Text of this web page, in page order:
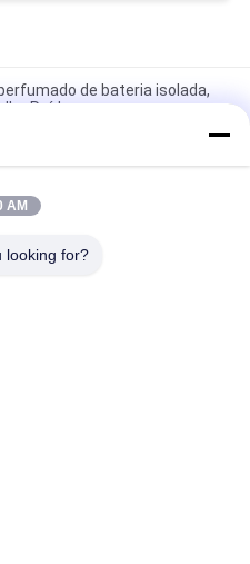
de bateria isolada,
Ruído
Aromaterapia Diffuser
de óleo essencial
AM
looking for?